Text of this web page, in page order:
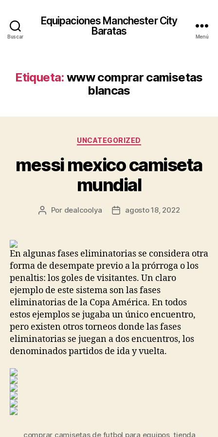
Buscar
Equipaciones Manchester City
Baratas
Menú
Etiqueta: www comprar camisetas
blancas
Categorías
UNCATEGORIZED
messi mexico camiseta
mundial
Autor
Por dealcoolya
Fechaagosto 18, 2022
En algunas fases eliminatorias se considera otra
forma de desempate previo a la prórroga o los
penaltis: los goles de visitantes. Un claro
ejemplo de este sistema son las fases
eliminatorias de la Copa América. En todos
estos ejemplos se jugaba un único encuentro,
pero existen otros torneos donde las fases
eliminatorias se juegan a dos encuentros, los
denominados partidos de ida y vuelta.
comprar camisetas de futbol para equipos,tienda